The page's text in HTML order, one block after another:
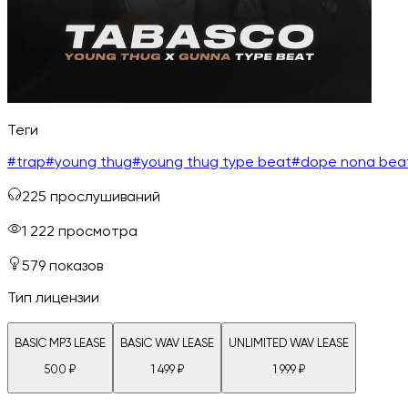
Теги
#trap#young thug#young thug type beat#dope nona
225 прослушиваний
1 222 просмотра
579 показов
Тип лицензии
BASIC MP3 LEASE
500 ₽
BASIC WAV LEASE
1 499₽
UNLIMITED WAV LEASE
1 999₽